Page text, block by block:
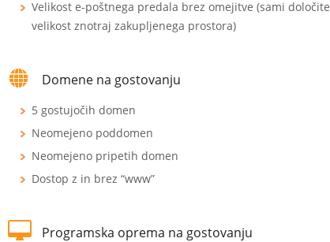
Velikost e-poštnega predala brez omejitve (sami določite
velikost znotraj zakupljenega prostora)
Domene na gostovanju
5 gostujočih domen
Neomejeno poddomen
Neomejeno pripetih domen
Dostop z in brez “www”
Programska oprema na gostovanju